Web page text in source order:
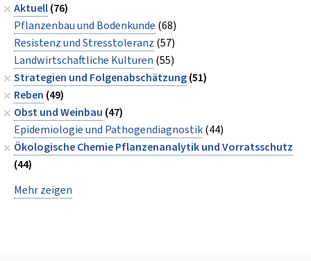
Aktuell(76)
Pflanzenbau und Bodenkunde (68)
Resistenz und Stresstoleranz (57)
Landwirtschaftliche Kulturen (55)
Strategien und Folgenabschätzung(51)
Reben (49)
Obst und Weinbau (47)
Epidemiologie und Pathogendiagnostik(44)
Ökologische Chemie Pflanzenanalytik und Vorratsschutz
(44)
Mehr zeigen